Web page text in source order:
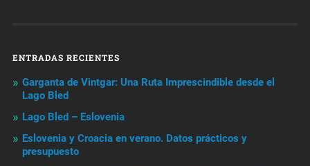
ENTRADAS RECIENTES
Garganta de Vintgar: Una Ruta Imprescindible desde el
Lago Bled
Lago Bled – Eslovenia
Eslovenia y Croacia en verano. Datos prácticos y
presupuesto